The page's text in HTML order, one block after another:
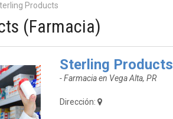
Products
(Farmacia)
Sterling Products
- Farmacia en Vega Alta, PR
Dirección: